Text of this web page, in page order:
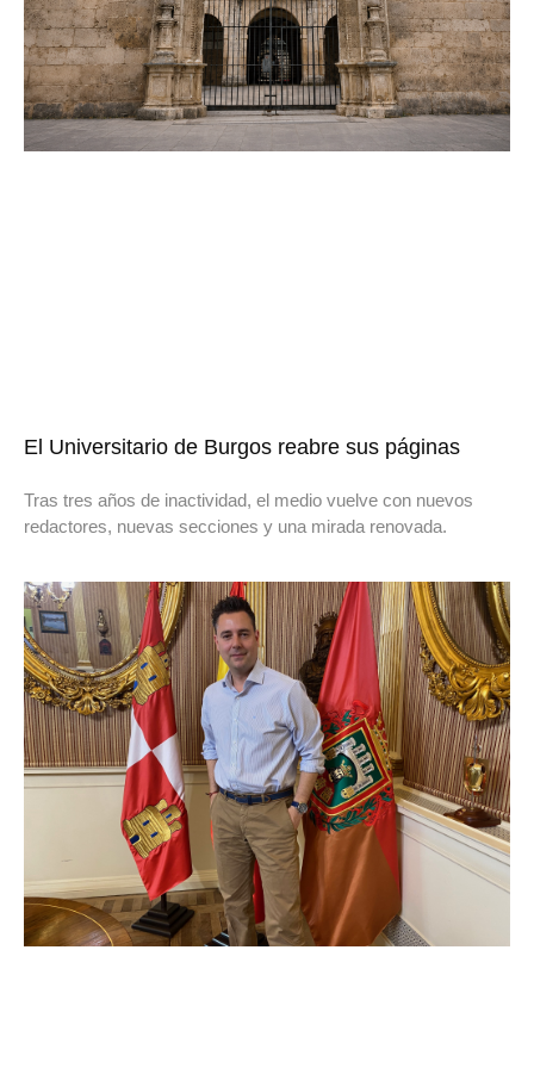
El Universitario de Burgos reabre sus páginas
Tras tres años de inactividad, el medio vuelve con nuevos
redactores, nuevas secciones y una mirada renovada.